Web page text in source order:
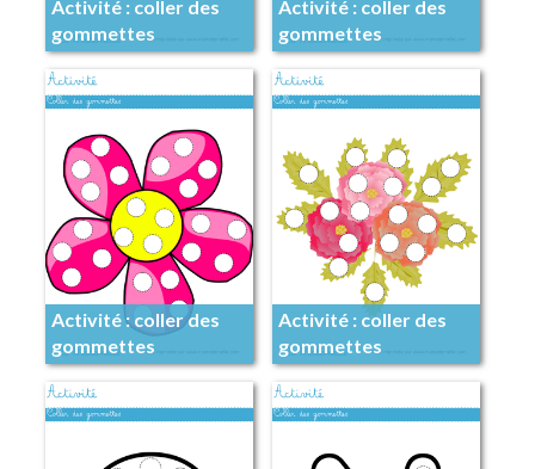
Activité : coller des
gommettes
Activité : coller des
gommettes
Activité : coller des
gommettes
Activité : coller des
gommettes